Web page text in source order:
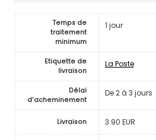
Temps de
traitement
minimum
1 jour
Etiquette de
livraison
La Poste
Délai
d'acheminement
De 2 à 3 jours
Livraison 3.90 EUR